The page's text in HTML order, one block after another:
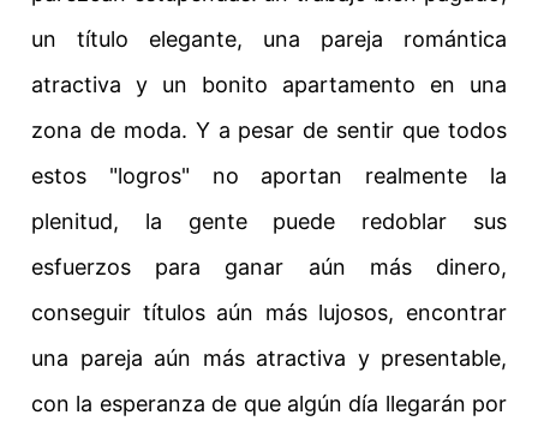
un título elegante, una pareja romántica
atractiva y un bonito apartamento en una
zona de moda. Y a pesar de sentir que todos
estos "logros" no aportan realmente la
plenitud, la gente puede redoblar sus
esfuerzos para ganar aún más dinero,
conseguir títulos aún más lujosos, encontrar
una pareja aún más atractiva y presentable,
con la esperanza de que algún día llegarán por